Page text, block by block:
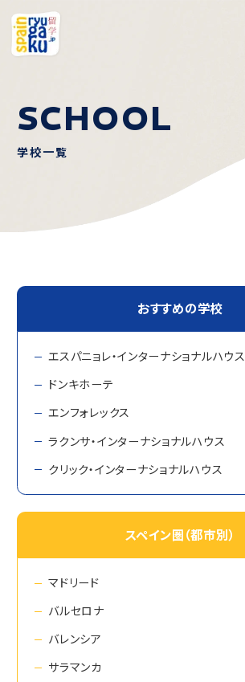
SCHOOL
学校一覧
おすすめの学校
エスパニョレ・インターナショナルハウス
ドンキホーテ
エンフォレックス
ラクンサ・インターナショナルハウス
クリック・インターナショナルハウス
スペイン圏（都市別）
マドリード
バルセロナ
バレンシア
サラマンカ